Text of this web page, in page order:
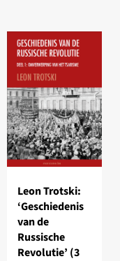
Leon Trotski:
‘Geschiedenis
van de
Russische
Revolutie’ (3